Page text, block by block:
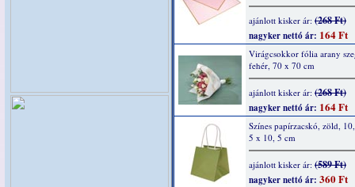
ajánlott kisker ár: (268 Ft)
nagyker nettó ár: 164 Ft
Virágcsokkor fólia arany
fehér, 70 x 70 cm
ajánlott kisker ár: (268 Ft)
nagyker nettó ár: 164 Ft
Színes papírzacskó, zöld,
5 x 10, 5 cm
ajánlott kisker ár: (589 Ft)
nagyker nettó ár: 360 Ft